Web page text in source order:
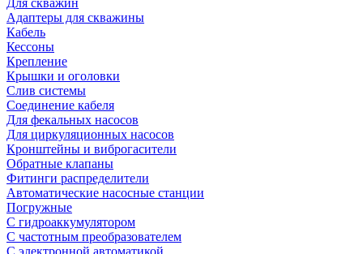
Адаптеры для скважины
Кабель
Кессоны
Крепление
Крышки и оголовки
Слив системы
Соединение кабеля
Для фекальных насосов
Для циркуляционных насосов
Кронштейны и виброгасители
Обратные клапаны
Фитинги распределители
Автоматические насосные станции
Погружные
С гидроаккумулятором
С частотным преобразователем
С электронной автоматикой